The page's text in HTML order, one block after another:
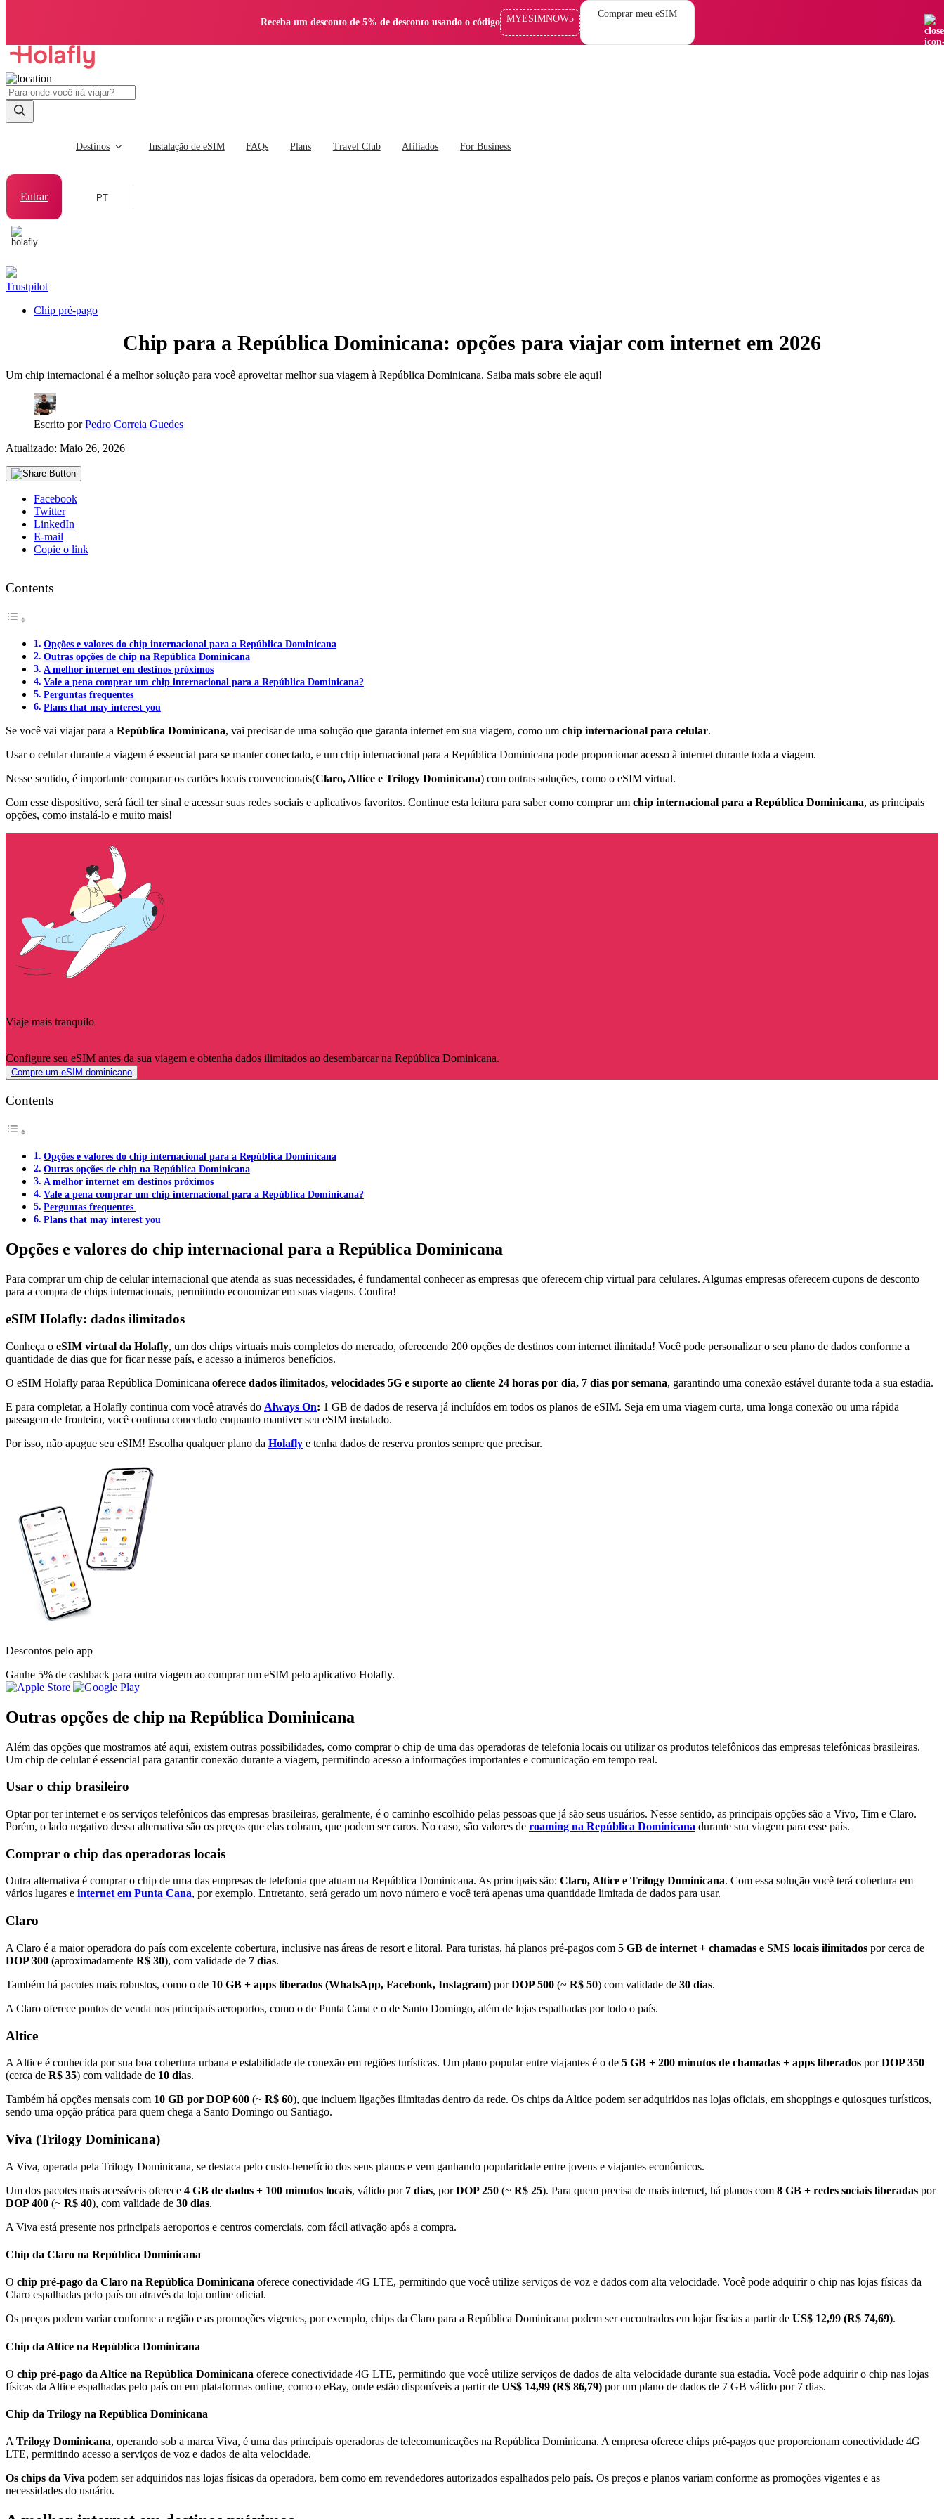
Receba um desconto de 5% de desconto usando o código MYESIMNOW5 Comprar meu eSIM
Destinos Instalação de eSIM FAQs Plans Travel Club Afiliados For Business
Entrar PT
Trustpilot
Chip pré-pago
Chip para a República Dominicana: opções para viajar com internet em 2026
Um chip internacional é a melhor solução para você aproveitar melhor sua viagem à República Dominicana. Saiba mais sobre ele aqui!
Escrito porPedro Correia Guedes
Atualizado: Maio 26, 2026
Facebook
Twitter
LinkedIn
E-mail
Copie o link
Contents
Opções e valores do chip internacional para a República Dominicana
Outras opções de chip na República Dominicana
A melhor internet em destinos próximos
Vale a pena comprar um chip internacional para a República Dominicana?
Perguntas frequentes
Plans that may interest you
Se você vai viajar para a República Dominicana, vai precisar de uma solução que garanta internet em sua viagem, como um chip internacional para celular.
Usar o celular durante a viagem é essencial para se manter conectado, e um chip internacional para a República Dominicana pode proporcionar acesso à internet durante toda a viagem.
Nesse sentido, é importante comparar os cartões locais convencionais(Claro, Altice e Trilogy Dominicana) com outras soluções, como o eSIM virtual.
Com esse dispositivo, será fácil ter sinal e acessar suas redes sociais e aplicativos favoritos. Continue esta leitura para saber como comprar um chip internacional para a República Dominicana, as principais
opções, como instalá-lo e muito mais!
Viaje mais tranquilo
Configure seu eSIM antes da sua viagem e obtenha dados ilimitados ao desembarcar na República Dominicana.
Compre um eSIM dominicano
Contents
Opções e valores do chip internacional para a República Dominicana
Outras opções de chip na República Dominicana
A melhor internet em destinos próximos
Vale a pena comprar um chip internacional para a República Dominicana?
Perguntas frequentes
Plans that may interest you
Opções e valores do chip internacional para a República Dominicana
Para comprar um chip de celular internacional que atenda as suas necessidades, é fundamental conhecer as empresas que oferecem chip virtual para celulares. Algumas empresas oferecem cupons de desconto
para a compra de chips internacionais, permitindo economizar em suas viagens. Confira!
eSIM Holafly: dados ilimitados
Conheça o eSIM virtual da Holafly, um dos chips virtuais mais completos do mercado, oferecendo 200 opções de destinos com internet ilimitada! Você pode personalizar o seu plano de dados conforme a
quantidade de dias que for ficar nesse país, e acesso a inúmeros benefícios.
O eSIM Holafly paraa República Dominicana oferece dados ilimitados, velocidades 5G e suporte ao cliente 24 horas por dia, 7 dias por semana, garantindo uma conexão estável durante toda a sua estadia.
E para completar, a Holafly continua com você através do Always On: 1 GB de dados de reserva já incluídos em todos os planos de eSIM. Seja em uma viagem curta, uma longa conexão ou uma rápida
passagem de fronteira, você continua conectado enquanto mantiver seu eSIM instalado.
Por isso, não apague seu eSIM! Escolha qualquer plano da Holafly e tenha dados de reserva prontos sempre que precisar.
Descontos pelo app
Ganhe 5% de cashback para outra viagem ao comprar um eSIM pelo aplicativo Holafly.
Outras opções de chip na República Dominicana
Além das opções que mostramos até aqui, existem outras possibilidades, como comprar o chip de uma das operadoras de telefonia locais ou utilizar os produtos telefônicos das empresas telefônicas brasileiras.
Um chip de celular é essencial para garantir conexão durante a viagem, permitindo acesso a informações importantes e comunicação em tempo real.
Usar o chip brasileiro
Optar por ter internet e os serviços telefônicos das empresas brasileiras, geralmente, é o caminho escolhido pelas pessoas que já são seus usuários. Nesse sentido, as principais opções são a Vivo, Tim e Claro.
Porém, o lado negativo dessa alternativa são os preços que elas cobram, que podem ser caros. No caso, são valores de roaming na República Dominicana durante sua viagem para esse país.
Comprar o chip das operadoras locais
Outra alternativa é comprar o chip de uma das empresas de telefonia que atuam na República Dominicana. As principais são: Claro, Altice e Trilogy Dominicana. Com essa solução você terá cobertura em
vários lugares e internet em Punta Cana, por exemplo. Entretanto, será gerado um novo número e você terá apenas uma quantidade limitada de dados para usar.
Claro
A Claro é a maior operadora do país com excelente cobertura, inclusive nas áreas de resort e litoral. Para turistas, há planos pré-pagos com 5 GB de internet + chamadas e SMS locais ilimitados por cerca de
DOP 300 (aproximadamente R$ 30), com validade de 7 dias.
Também há pacotes mais robustos, como o de 10 GB + apps liberados (WhatsApp, Facebook, Instagram) porDOP 500 (~ R$ 50) com validade de 30 dias.
A Claro oferece pontos de venda nos principais aeroportos, como o de Punta Cana e o de Santo Domingo, além de lojas espalhadas por todo o país.
Altice
A Altice é conhecida por sua boa cobertura urbana e estabilidade de conexão em regiões turísticas. Um plano popular entre viajantes é o de 5 GB + 200 minutos de chamadas + apps liberados porDOP 350
(cerca de R$ 35) com validade de 10 dias.
Também há opções mensais com 10 GB por DOP 600 (~ R$ 60), que incluem ligações ilimitadas dentro da rede. Os chips da Altice podem ser adquiridos nas lojas oficiais, em shoppings e quiosques turísticos,
sendo uma opção prática para quem chega a Santo Domingo ou Santiago.
Viva (Trilogy Dominicana)
A Viva, operada pela Trilogy Dominicana, se destaca pelo custo-benefício dos seus planos e vem ganhando popularidade entre jovens e viajantes econômicos.
Um dos pacotes mais acessíveis oferece 4 GB de dados + 100 minutos locais, válido por 7 dias, porDOP 250 (~ R$ 25). Para quem precisa de mais internet, há planos com 8 GB + redes sociais liberadas por
DOP 400 (~ R$ 40), com validade de 30 dias.
A Viva está presente nos principais aeroportos e centros comerciais, com fácil ativação após a compra.
Chip da Claro na República Dominicana
O chip pré-pago da Claro na República Dominicana oferece conectividade 4G LTE, permitindo que você utilize serviços de voz e dados com alta velocidade. Você pode adquirir o chip nas lojas físicas da
Claro espalhadas pelo país ou através da loja online oficial.
Os preços podem variar conforme a região e as promoções vigentes, por exemplo, chips da Claro para a República Dominicana podem ser encontrados em lojar físcias a partir de US$ 12,99 (R$ 74,69).
Chip da Altice na República Dominicana
O chip pré-pago da Altice na República Dominicana oferece conectividade 4G LTE, permitindo que você utilize serviços de dados de alta velocidade durante sua estadia. Você pode adquirir o chip nas lojas
físicas da Altice espalhadas pelo país ou em plataformas online, como o eBay, onde estão disponíveis a partir de US$ 14,99 (R$ 86,79) por um plano de dados de 7 GB válido por 7 dias.
Chip da Trilogy na República Dominicana
A Trilogy Dominicana, operando sob a marca Viva, é uma das principais operadoras de telecomunicações na República Dominicana. A empresa oferece chips pré-pagos que proporcionam conectividade 4G
LTE, permitindo acesso a serviços de voz e dados de alta velocidade.
Os chips da Viva podem ser adquiridos nas lojas físicas da operadora, bem como em revendedores autorizados espalhados pelo país. Os preços e planos variam conforme as promoções vigentes e as
necessidades do usuário.